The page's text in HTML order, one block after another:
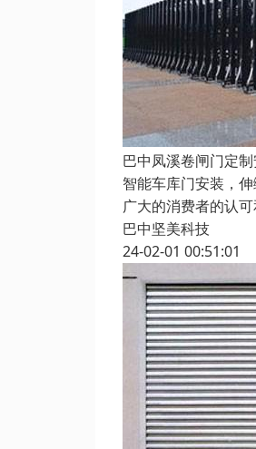
巴中凤溪卷闸门定
智能车库门安装，
广大的消费者的认
巴中坚美科技
24-02-01 00:51:01